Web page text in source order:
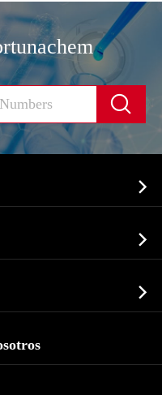



